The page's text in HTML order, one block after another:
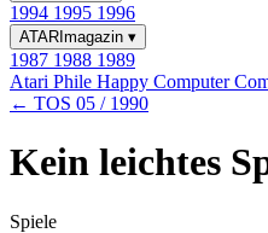
1994 1995 1996
ATARImagazin ▾
1987 1988 1989
Atari Phile Happy Computer
← TOS 05 / 1990
Kein leichtes
Spiele